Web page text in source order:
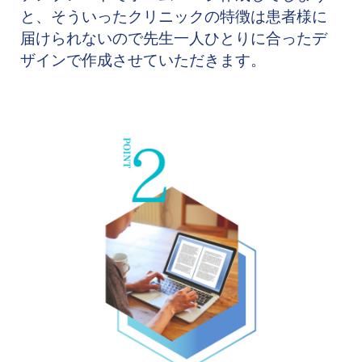
と、そういったクリニックの特徴は患者様に
届けられないので先生一人ひとりに合ったデ
ザインで作成させていただきます。